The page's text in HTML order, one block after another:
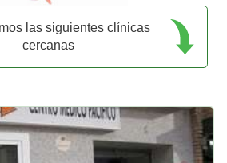
las siguientes clínicas
cercanas